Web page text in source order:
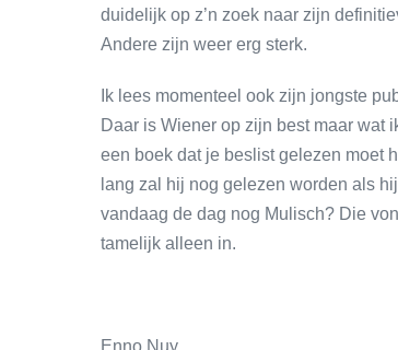
duidelijk op z’n zoek naar zijn
Andere zijn weer erg sterk.
Ik lees momenteel ook zijn jongste
Daar is Wiener op zijn best maar wat
een boek dat je beslist gelezen moet
lang zal hij nog gelezen worden als
vandaag de dag nog Mulisch? Die
tamelijk alleen in.
Enno Nuy